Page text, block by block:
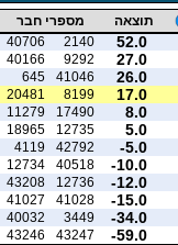
תוצאה מספרי חבר
52.0
2140
40706
27.0
9292
40166
26.0
41046
645
17.0
8199
20481
8.0
17490
11279
5.0
12735
18965
-5.0
42792
4119
-10.0
40518
12734
-12.0
12736
43208
-15.0
41028
41027
-34.0
3449
40032
-59.0
43247
43246